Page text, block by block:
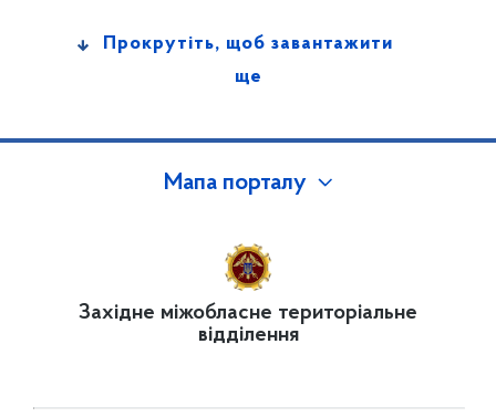
Прокрутіть, щоб завантажити
ще
Мапа порталу
Західне міжобласне територіальне
відділення